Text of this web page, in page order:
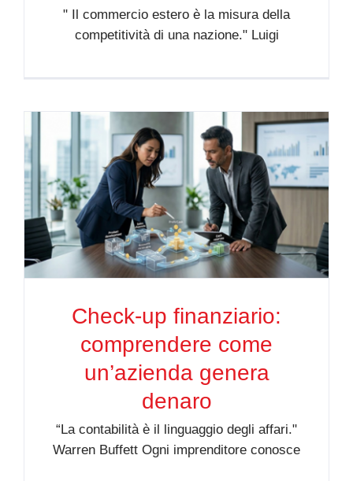
" Il commercio estero è la misura della
competitività di una nazione." Luigi
Check-up finanziario:
comprendere come
un’azienda genera
denaro
“La contabilità è il linguaggio degli affari."
Warren Buffett Ogni imprenditore conosce